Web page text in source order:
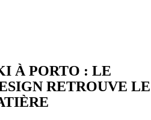
À PORTO : LE
RETROUVE LE